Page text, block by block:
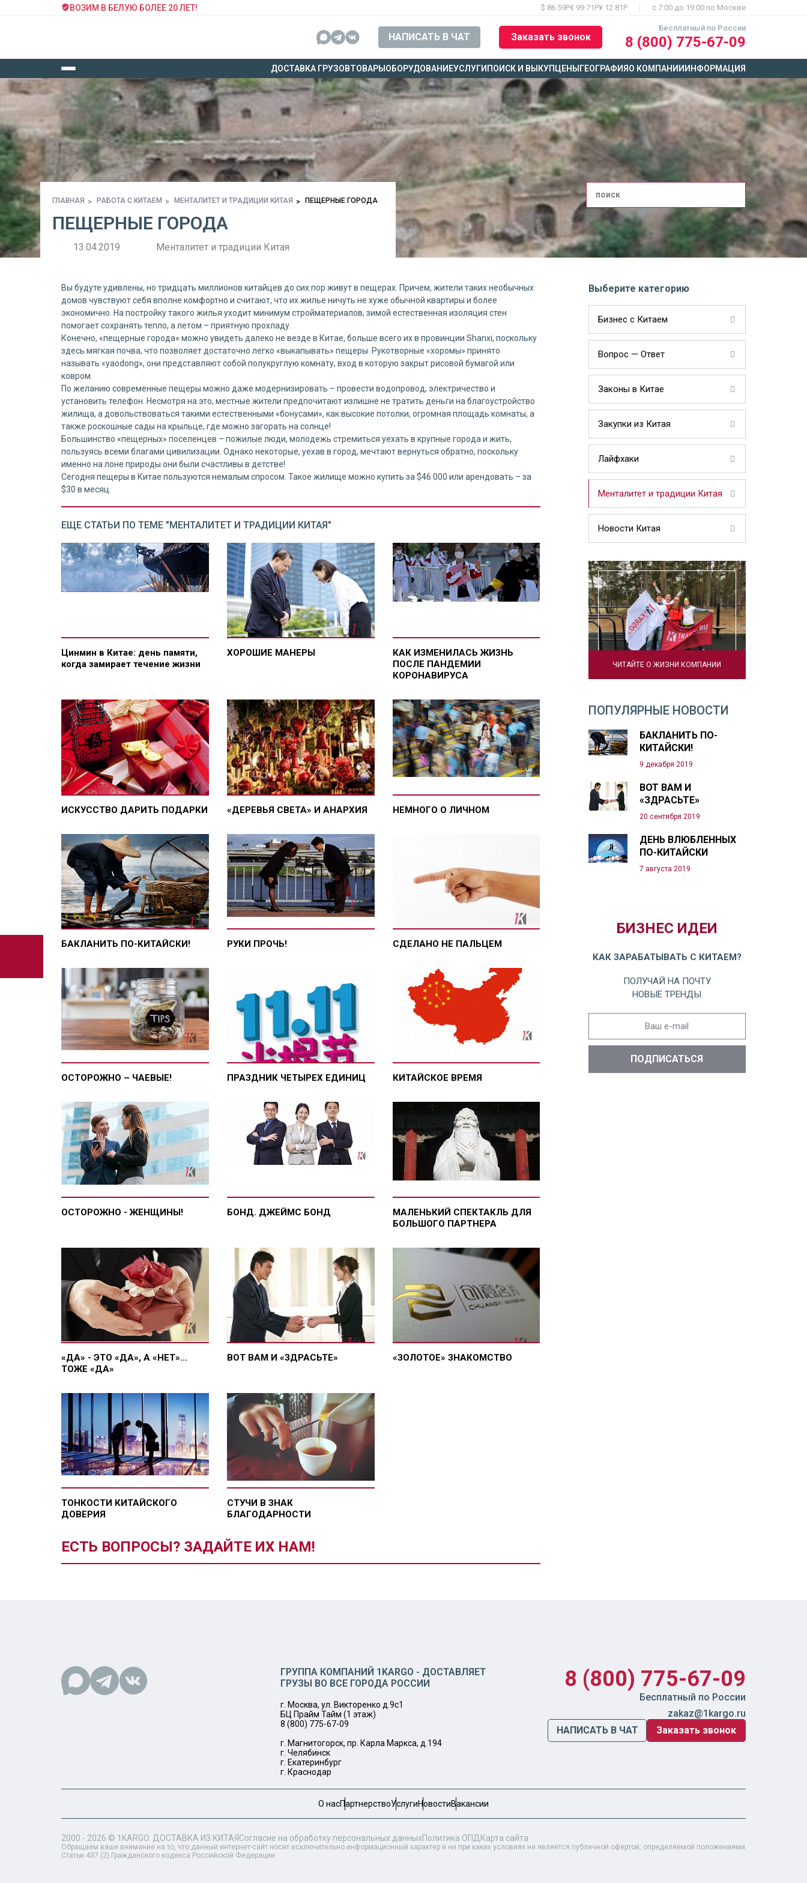
ВОЗИМ В БЕЛУЮ БОЛЕЕ 20 ЛЕТ! $ 86.59Р€ 99.71Р¥ 12.81Р c 7:00 до 19:00 по Москве
НАПИСАТЬ В ЧАТ Заказать звонок
Бесплатный по России
8 (800) 775-67-09
ДОСТАВКА ГРУЗОВТОВАРЫ ОБОРУДОВАНИЕУСЛУГИ ПОИСК И ВЫКУП ЦЕНЫ ГЕОГРАФИЯО КОМПАНИИ ИНФОРМАЦИЯ
ГЛАВНАЯ РАБОТА С КИТАЕМ МЕНТАЛИТЕТ И ТРАДИЦИИ КИТАЯ ПЕЩЕРНЫЕ ГОРОДА
ПЕЩЕРНЫЕ ГОРОДА
13.04.2019 Менталитет и традиции Китая
Вы будуте удивлены, но тридцать миллионов китайцев до сих пор живут в пещерах. Причем, жители таких необычных
домов чувствуют себя вполне комфортно и считают, что их жилье ничуть не хуже обычной квартиры и более
экономично. На постройку такого жилья уходит минимум стройматериалов, зимой естественная изоляция стен
помогает сохранять тепло, а летом – приятную прохладу.
Конечно, «пещерные города» можно увидеть далеко не везде в Китае, больше всего их в провинции Shanxi, поскольку
здесь мягкая почва, что позволяет достаточно легко «выкапывать» пещеры. Рукотворные «хоромы» принято
называть «yaodong», они представляют собой полукруглую комнату, вход в которую закрыт рисовой бумагой или
ковром.
По желанию современные пещеры можно даже модернизировать – провести водопровод, электричество и
установить телефон. Несмотря на это, местные жители предпочитают излишне не тратить деньги на благоустройство
жилища, а довольствоваться такими естественными «бонусами», как высокие потолки, огромная площадь комнаты, а
также роскошные сады на крыльце, где можно загорать на солнце!
Большинство «пещерных» поселенцев – пожилые люди, молодежь стремиться уехать в крупные города и жить,
пользуясь всеми благами цивилизации. Однако некоторые, уехав в город, мечтают вернуться обратно, поскольку
именно на лоне природы они были счастливы в детстве!
Сегодня пещеры в Китае пользуются немалым спросом. Такое жилище можно купить за $46 000 или арендовать – за
$30 в месяц.
ЕЩЕ СТАТЬИ ПО ТЕМЕ "МЕНТАЛИТЕТ И ТРАДИЦИИ КИТАЯ"
Цинмин в Китае: день памяти,
когда замирает течение жизни
ХОРОШИЕ МАНЕРЫ
КАК ИЗМЕНИЛАСЬ ЖИЗНЬ
ПОСЛЕ ПАНДЕМИИ
КОРОНАВИРУСА
ИСКУССТВО ДАРИТЬ ПОДАРКИ «ДЕРЕВЬЯ СВЕТА» И АНАРХИЯ НЕМНОГО О ЛИЧНОМ
БАКЛАНИТЬ ПО-КИТАЙСКИ! РУКИ ПРОЧЬ! СДЕЛАНО НЕ ПАЛЬЦЕМ
ОСТОРОЖНО – ЧАЕВЫЕ! ПРАЗДНИК ЧЕТЫРЕХ ЕДИНИЦ КИТАЙСКОЕ ВРЕМЯ
ОСТОРОЖНО - ЖЕНЩИНЫ! БОНД. ДЖЕЙМС БОНД
МАЛЕНЬКИЙ СПЕКТАКЛЬ ДЛЯ
БОЛЬШОГО ПАРТНЕРА
«ДА» - ЭТО «ДА», А «НЕТ»…
ТОЖЕ «ДА»
ВОТ ВАМ И «ЗДРАСЬТЕ» «ЗОЛОТОЕ» ЗНАКОМСТВО
ТОНКОСТИ КИТАЙСКОГО
ДОВЕРИЯ
СТУЧИ В ЗНАК
БЛАГОДАРНОСТИ
ЕСТЬ ВОПРОСЫ? ЗАДАЙТЕ ИХ НАМ!
Выберите категорию
Бизнес с Китаем
Вопрос — Ответ
Законы в Китае
Закупки из Китая
Лайфхаки
Менталитет и традиции Китая
Новости Китая
ЧИТАЙТЕ О ЖИЗНИ КОМПАНИИ
ПОПУЛЯРНЫЕ НОВОСТИ
БАКЛАНИТЬ ПО-
КИТАЙСКИ!
9 декабря 2019
ВОТ ВАМ И
«ЗДРАСЬТЕ»
20 сентября 2019
ДЕНЬ ВЛЮБЛЕННЫХ
ПО-КИТАЙСКИ
7 августа 2019
БИЗНЕС ИДЕИ
КАК ЗАРАБАТЫВАТЬ С КИТАЕМ?
ПОЛУЧАЙ НА ПОЧТУ
НОВЫЕ ТРЕНДЫ
ГРУППА КОМПАНИЙ 1KARGO - ДОСТАВЛЯЕТ
ГРУЗЫ ВО ВСЕ ГОРОДА РОССИИ
г. Москва, ул. Викторенко д.9с1
БЦ Прайм Тайм (1 этаж)
8 (800) 775-67-09
г. Магнитогорск, пр. Карла Маркса, д.194
г. Челябинск
г. Екатеринбург
г. Краснодар
8 (800) 775-67-09
Бесплатный по России
zakaz@1kargo.ru
НАПИСАТЬ В ЧАТ
Заказать звонок
О насПартнерствоУслугиНовостиВакансии
2000 - 2026 © 1KARGO. ДОСТАВКА ИЗ КИТАЯСогласие на обработку персональных данныхПолитика ОПДКарта сайта
Обращаем ваше внимание на то, что данный интернет-сайт носит исключительно информационный характер и ни при каких условиях не является публичной офертой, определяемой положениями
Статьи 437 (2) Гражданского кодекса Российской Федерации.